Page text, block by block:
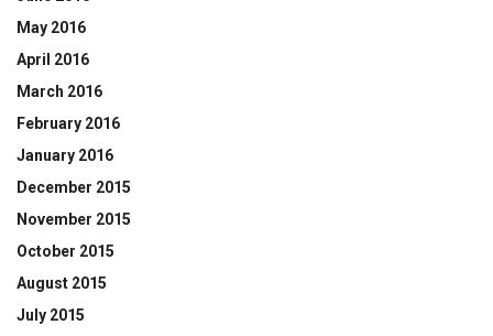
May 2016
April 2016
March 2016
February 2016
January 2016
December 2015
November 2015
October 2015
August 2015
July 2015